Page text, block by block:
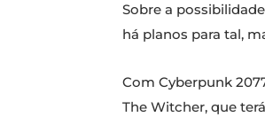
Sobre a
há planos para tal,
Com Cyberpunk
The Witcher, que